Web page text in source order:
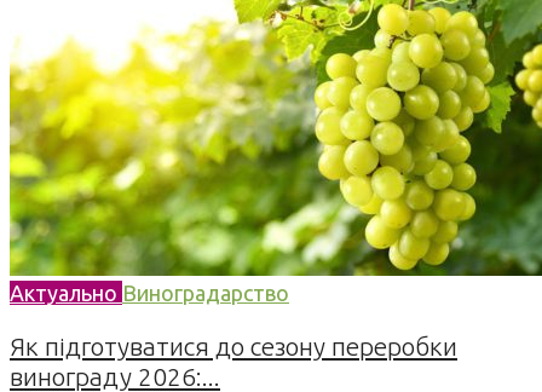
Актуально Виноградарство
Як підготуватися до сезону переробки
винограду 2026:...